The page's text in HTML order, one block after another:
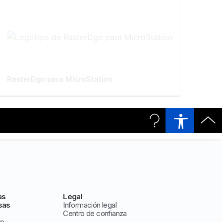
Legal
Información legal
Centro de confianza